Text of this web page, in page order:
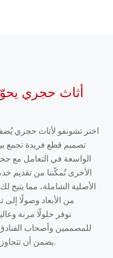
أثاث حجري
اختر تشونفو لأثاث حجري
تصميم قطع فريدة تجمع بين
الواسعة في التعامل مع
الأخرى تُمكّننا من تقديم
الأصلية الشاملة، مما
من الأبعاد وصولًا
للمصممين وأصحاب
يضمن أن تتجاوز كل قطعة توقعاتك من حيث الجمال والمتانة.